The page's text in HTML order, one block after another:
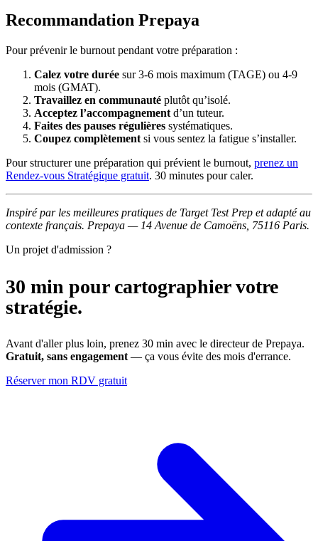
Recommandation Prepaya
Pour prévenir le burnout pendant votre préparation :
Calez votre durée sur 3-6 mois maximum (TAGE) ou 4-9
mois (GMAT).
Travaillez en communauté plutôt qu’isolé.
Acceptez l’accompagnement d’un tuteur.
Faites des pauses régulières systématiques.
Coupez complètement si vous sentez la fatigue s’installer.
Pour structurer une préparation qui prévient le burnout, prenez un
Rendez-vous Stratégique gratuit. 30 minutes pour caler.
Inspiré par les meilleures pratiques de Target Test Prep et adapté au
contexte français. Prepaya — 14 Avenue de Camoëns, 75116 Paris.
Un projet d'admission ?
30 min pour cartographier votre
stratégie.
Avant d'aller plus loin, prenez 30 min avec le directeur de Prepaya.
Gratuit, sans engagement — ça vous évite des mois d'errance.
Réserver mon RDV gratuit